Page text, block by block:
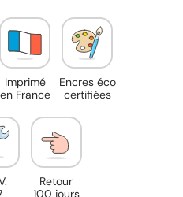
Imprimé
en France
Encres éco
certifiées
Retour
100 jours